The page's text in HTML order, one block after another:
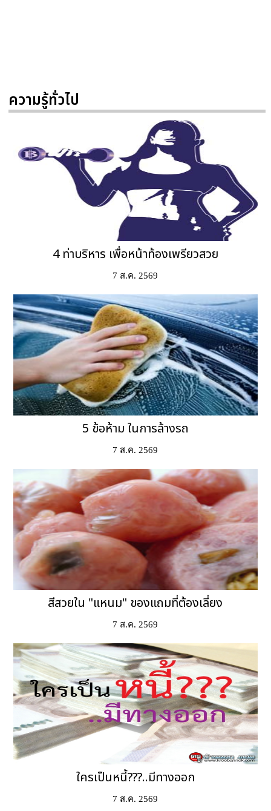
ความรู้ทั่วไป
4 ท่าบริหาร เพื่อหน้าท้องเพรียวสวย
7 ส.ค. 2569
5 ข้อห้าม ในการล้างรถ
7 ส.ค. 2569
สีสวยใน "แหนม" ของแถมที่ต้องเลี่ยง
7 ส.ค. 2569
ใครเป็นหนี้???..มีทางออก
7 ส.ค. 2569